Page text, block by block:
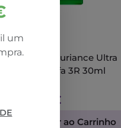
um
NUXE
Nuxe Nuxuriance Ultra
Sérum Alfa 3R 30ml
73,56€
Adicionar ao Carrinho